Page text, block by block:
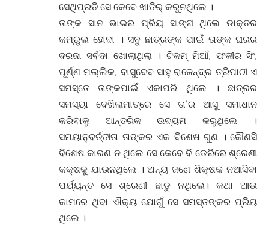
ସେଥିପ୍ରତି ସେ କେବେ ଖାତିର୍ କରୁନଥିଲେ ।
ତାଙ୍କ ସାନ ଭାଇର ପ୍ରିୟ ସାଙ୍ଗ ଥିଲେ ଡାକ୍ତର
କମ୍ରୁଲ ହୋଦା । ସବୁ ଛାତ୍ରଙ୍କ ପାଇଁ ତାଙ୍କ ଘରର
ଦରଜା ସର୍ବଦା ଖୋଲାଥିଲା । ଟିକମ୍ ମିଆଁ, ଫକୀର ସିଂ,
ପୂର୍ଣ୍ଣ ମଲ୍ଲିକ, ବାସୁଦେବ ସାହୁ ରାଜେନ୍ଦ୍ର ତ୍ରିପାଠୀ ଏ
ସମସ୍ତେ ତାଙ୍କପାଇଁ ଏକାପରି ଥିଲେ । ଛାତ୍ରର
ସମସ୍ୟା ଦେଖିଲାମାତ୍ରେ ସେ ତା’ର ଆସୁ ସମାଧାନ
କରିବାକୁ ଆନ୍ତରିକ ଉଦ୍ୟମ କରୁଥିଲେ ।
ସମୟାନୁବର୍ତ୍ତୀତା ତାଙ୍କର ଏକ ବିଶେଷ ଗୁଣ । କୌଣସି
ବିଶେଷ କାରଣ ନ ଥିଲେ ସେ କେବେ ବି ଡେରିରେ ଶ୍ରେଣୀ
କକ୍ଷକୁ ଯାଉନଥିଲେ । ଅନ୍ୟ ଜଣେ ଶିକ୍ଷକ ନଆସିବା
ପର୍ଯ୍ୟନ୍ତ ସେ ଶ୍ରେଣୀ ଛାଡୁ ନଥିଲେ। କଥା ଆଉ
କାମରେ ଥିବା ଐକ୍ୟ ଯୋଗୁଁ ସେ ସମସ୍ତଙ୍କର ପ୍ରିୟ
ଥିଲେ ।